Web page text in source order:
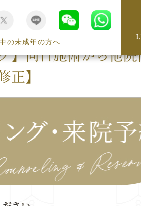
の未成年の方へ
】同日施術から他
正】